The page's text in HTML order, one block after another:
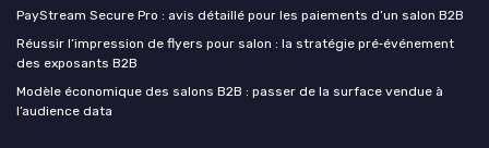
PayStream Secure Pro : avis détaillé pour les paiements d’un salon B2B
Réussir l’impression de flyers pour salon : la stratégie pré‑événement
des exposants B2B
Modèle économique des salons B2B : passer de la surface vendue à
l’audience data